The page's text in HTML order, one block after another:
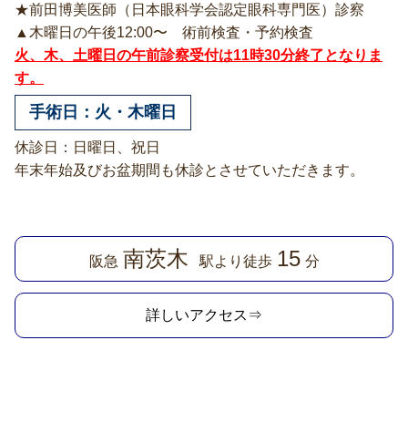
★前田博美医師（日本眼科学会認定眼科専門医）診察
▲木曜日の午後12:00〜 術前検査・予約検査
火、木、土曜日の午前診察受付は11時30分終了となりま
す。
手術日：火・木曜日
休診日：日曜日、祝日
年末年始及びお盆期間も休診とさせていただきます。
阪急 南茨木 駅より徒歩 15 分
詳しいアクセス⇒